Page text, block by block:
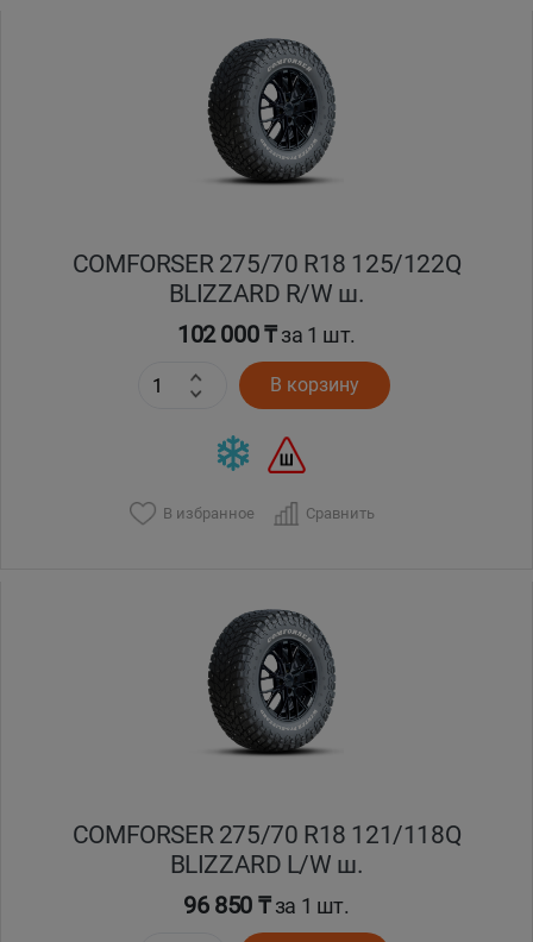
COMFORSER 275/70 R18 125/122Q
BLIZZARD R/W ш.
102 000 ₸за 1 шт.
В корзину
В избранное Сравнить
COMFORSER 275/70 R18 121/118Q
BLIZZARD L/W ш.
96 850 ₸за 1 шт.